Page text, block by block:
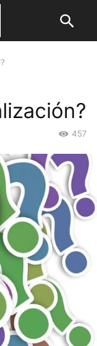
457